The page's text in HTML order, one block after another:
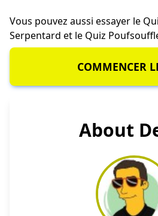
Vous pouvez aussi essayer le
Serpentard et le Quiz
COMMENCER
About